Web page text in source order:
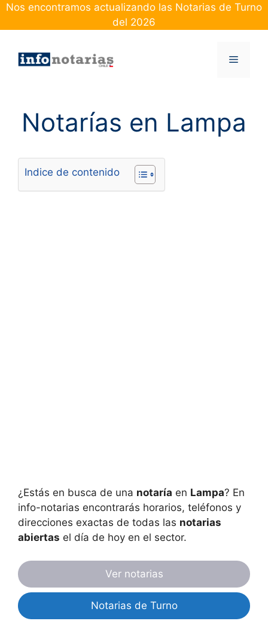
Skip
Nos encontramos actualizando las Notarias de Turno
del 2026
Menu
Notarías en Lampa
Indice de contenido
¿Estás en busca de una notaría en Lampa? En
info-notarias encontrarás horarios, teléfonos y
direcciones exactas de todas las notarias
abiertas el día de hoy en el sector.
Ver notarias
Notarias de Turno